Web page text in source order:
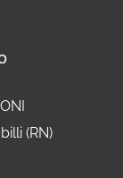
(RN)